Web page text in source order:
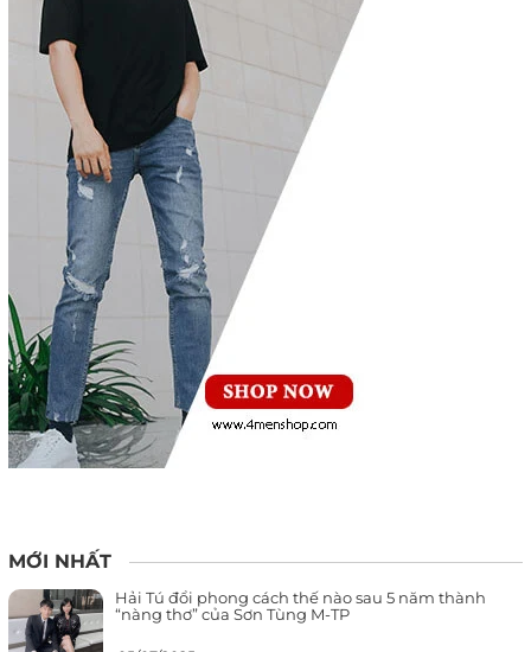
MỚI NHẤT
Hải Tú đổi phong cách thế nào sau 5 năm thành
“nàng thơ” của Sơn Tùng M-TP